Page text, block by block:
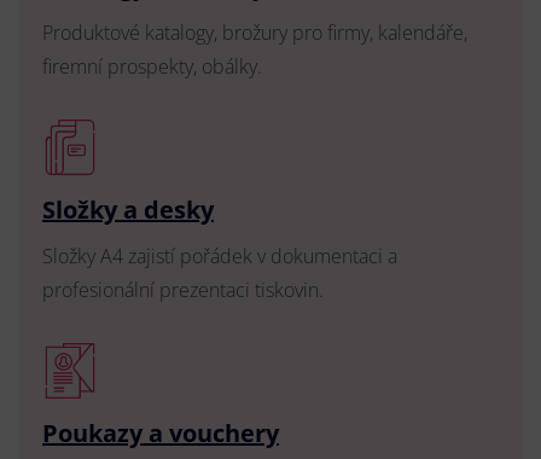
Produktové katalogy, brožury pro firmy, kalendáře,
firemní prospekty, obálky.
Složky a desky
Složky A4 zajistí pořádek v dokumentaci a
profesionální prezentaci tiskovin.
Poukazy a vouchery